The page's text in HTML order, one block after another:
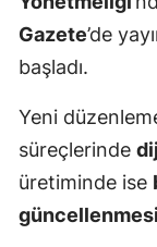
Gazete’de
başladı.
Yeni
süreçlerinde
üretiminde ise
güncellenmesi